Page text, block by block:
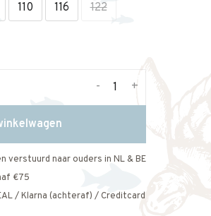
110 116
122
+
-
verstuurd naar ouders in NL & BE
€75
/ Klarna (achteraf) / Creditcard